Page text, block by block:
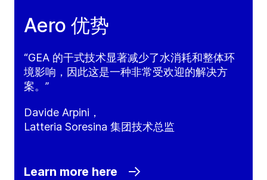
Aero 优势
“GEA 的干式技术显著减少了水消耗和整体环
境影响，因此这是一种非常受欢迎的解决方
案。”
Davide Arpini，
Latteria Soresina 集团技术总监
Learn more here